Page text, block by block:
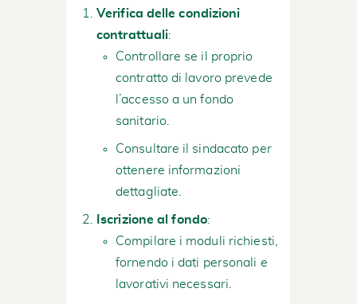
Verifica delle condizioni
contrattuali:
Controllare se il proprio
contratto di lavoro prevede
l’accesso a un fondo
sanitario.
Consultare il sindacato per
ottenere informazioni
dettagliate.
Iscrizione al fondo:
Compilare i moduli richiesti,
fornendo i dati personali e
lavorativi necessari.